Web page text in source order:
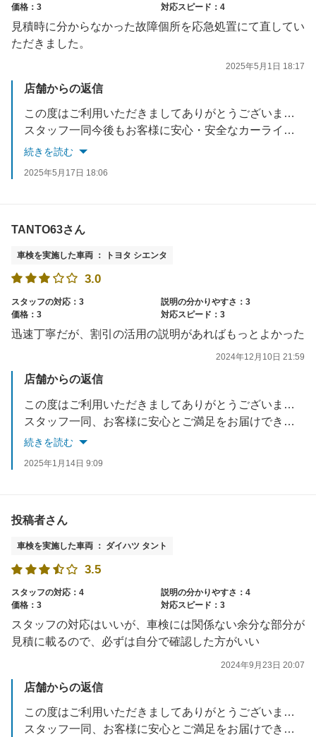
価格：3
対応スピード：4
見積時に分からなかった故障個所を応急処置にて直してい
ただきました。
2025年5月1日 18:17
店舗からの返信
この度はご利用いただきましてありがとうございます。
スタッフ一同今後もお客様に安心・安全なカーライフをお届けできるよう努力していきます。
またのご来店を楽しみにお待ちしております。
続きを読む
2025年5月17日 18:06
TANTO63さん
車検を実施した車両 ： トヨタ シエンタ
3.0
スタッフの対応：3
説明の分かりやすさ：3
価格：3
対応スピード：3
迅速丁寧だが、割引の活用の説明があればもっとよかった
2024年12月10日 21:59
店舗からの返信
この度はご利用いただきましてありがとうございます。
スタッフ一同、お客様に安心とご満足をお届けできるよう改善を繰り返しながら努力してまいります。
またのご来店をお待ちしております。
続きを読む
2025年1月14日 9:09
投稿者さん
車検を実施した車両 ： ダイハツ タント
3.5
スタッフの対応：4
説明の分かりやすさ：4
価格：3
対応スピード：3
スタッフの対応はいいが、車検には関係ない余分な部分が
見積に載るので、必ずは自分で確認した方がいい
2024年9月23日 20:07
店舗からの返信
この度はご利用いただきましてありがとうございます。
スタッフ一同、お客様に安心とご満足をお届けできるよう改善を繰り返しながら努力してまいります。